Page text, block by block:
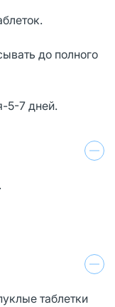
до полного
5-7 дней.
таблетки